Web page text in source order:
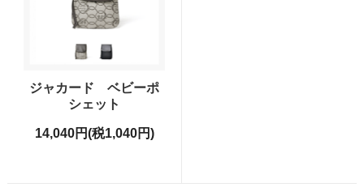
ジャカード ベビーポ
シェット
14,040円(税1,040円)